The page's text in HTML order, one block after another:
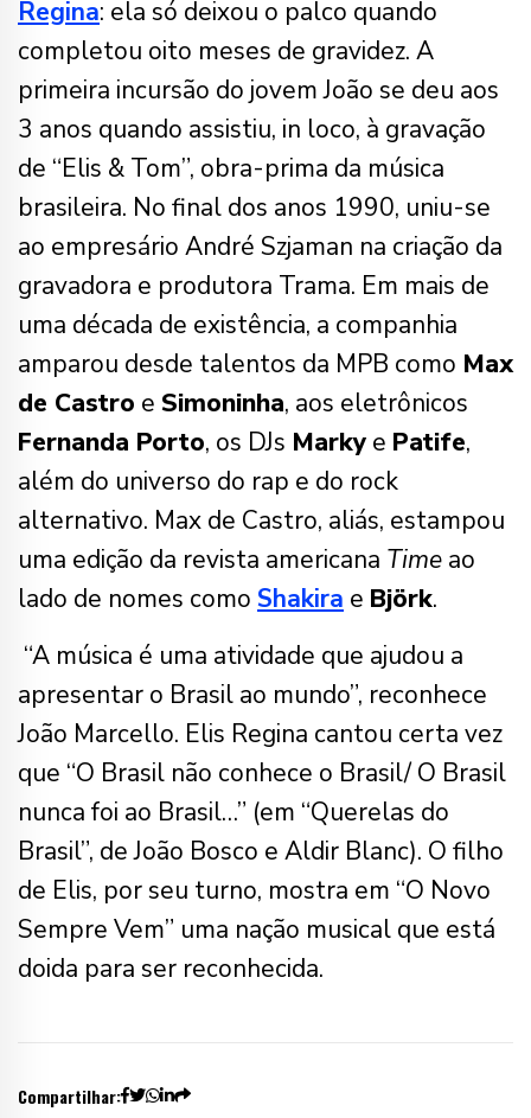
Regina: ela só deixou o palco quando
completou oito meses de gravidez. A
primeira incursão do jovem João se deu aos
3 anos quando assistiu, in loco, à gravação
de “Elis & Tom”, obra-prima da música
brasileira. No final dos anos 1990, uniu-se
ao empresário André Szjaman na criação da
gravadora e produtora Trama. Em mais de
uma década de existência, a companhia
amparou desde talentos da MPB como Max
de Castro e Simoninha, aos eletrônicos
Fernanda Porto, os DJs Marky e Patife,
além do universo do rap e do rock
alternativo. Max de Castro, aliás, estampou
uma edição da revista americana Time ao
lado de nomes como Shakira e Björk.
“A música é uma atividade que ajudou a
apresentar o Brasil ao mundo”, reconhece
João Marcello. Elis Regina cantou certa vez
que “O Brasil não conhece o Brasil/ O Brasil
nunca foi ao Brasil…” (em “Querelas do
Brasil”, de João Bosco e Aldir Blanc). O filho
de Elis, por seu turno, mostra em “O Novo
Sempre Vem” uma nação musical que está
doida para ser reconhecida.
Compartilhar: